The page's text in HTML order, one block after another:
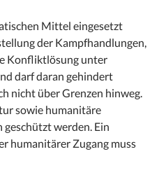
Mittel eingesetzt
der Kampfhandlungen,
Konfliktlösung unter
darf daran gehindert
nicht über Grenzen hinweg.
sowie humanitäre
werden. Ein
humanitärer Zugang muss